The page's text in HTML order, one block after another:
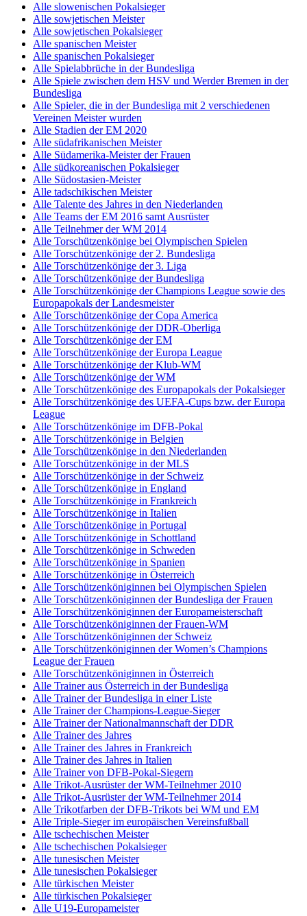
Alle slowenischen Pokalsieger
Alle sowjetischen Meister
Alle sowjetischen Pokalsieger
Alle spanischen Meister
Alle spanischen Pokalsieger
Alle Spielabbrüche in der Bundesliga
Alle Spiele zwischen dem HSV und Werder Bremen in der
Bundesliga
Alle Spieler, die in der Bundesliga mit 2 verschiedenen
Vereinen Meister wurden
Alle Stadien der EM 2020
Alle südafrikanischen Meister
Alle Südamerika-Meister der Frauen
Alle südkoreanischen Pokalsieger
Alle Südostasien-Meister
Alle tadschikischen Meister
Alle Talente des Jahres in den Niederlanden
Alle Teams der EM 2016 samt Ausrüster
Alle Teilnehmer der WM 2014
Alle Torschützenkönige bei Olympischen Spielen
Alle Torschützenkönige der 2. Bundesliga
Alle Torschützenkönige der 3. Liga
Alle Torschützenkönige der Bundesliga
Alle Torschützenkönige der Champions League sowie des
Europapokals der Landesmeister
Alle Torschützenkönige der Copa America
Alle Torschützenkönige der DDR-Oberliga
Alle Torschützenkönige der EM
Alle Torschützenkönige der Europa League
Alle Torschützenkönige der Klub-WM
Alle Torschützenkönige der WM
Alle Torschützenkönige des Europapokals der Pokalsieger
Alle Torschützenkönige des UEFA-Cups bzw. der Europa
League
Alle Torschützenkönige im DFB-Pokal
Alle Torschützenkönige in Belgien
Alle Torschützenkönige in den Niederlanden
Alle Torschützenkönige in der MLS
Alle Torschützenkönige in der Schweiz
Alle Torschützenkönige in England
Alle Torschützenkönige in Frankreich
Alle Torschützenkönige in Italien
Alle Torschützenkönige in Portugal
Alle Torschützenkönige in Schottland
Alle Torschützenkönige in Schweden
Alle Torschützenkönige in Spanien
Alle Torschützenkönige in Österreich
Alle Torschützenköniginnen bei Olympischen Spielen
Alle Torschützenköniginnen der Bundesliga der Frauen
Alle Torschützenköniginnen der Europameisterschaft
Alle Torschützenköniginnen der Frauen-WM
Alle Torschützenköniginnen der Schweiz
Alle Torschützenköniginnen der Women’s Champions
League der Frauen
Alle Torschützenköniginnen in Österreich
Alle Trainer aus Österreich in der Bundesliga
Alle Trainer der Bundesliga in einer Liste
Alle Trainer der Champions-League-Sieger
Alle Trainer der Nationalmannschaft der DDR
Alle Trainer des Jahres
Alle Trainer des Jahres in Frankreich
Alle Trainer des Jahres in Italien
Alle Trainer von DFB-Pokal-Siegern
Alle Trikot-Ausrüster der WM-Teilnehmer 2010
Alle Trikot-Ausrüster der WM-Teilnehmer 2014
Alle Trikotfarben der DFB-Trikots bei WM und EM
Alle Triple-Sieger im europäischen Vereinsfußball
Alle tschechischen Meister
Alle tschechischen Pokalsieger
Alle tunesischen Meister
Alle tunesischen Pokalsieger
Alle türkischen Meister
Alle türkischen Pokalsieger
Alle U19-Europameister